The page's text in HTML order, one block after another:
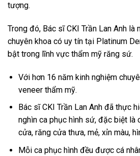
tượng.
Trong đó, Bác sĩ CKI Trần Lan Anh
chuyên khoa có uy tín tại Platinum
bật trong lĩnh vực thẩm mỹ răng sứ.
Với hơn 16 năm kinh nghiệm
veneer thẩm mỹ.
Bác sĩ CKI Trần Lan Anh đã thực
nghìn ca phục hình sứ, đặc biệt là
cửa, răng cửa thưa, mẻ, xỉn màu,
Mỗi ca phục hình đều được cá